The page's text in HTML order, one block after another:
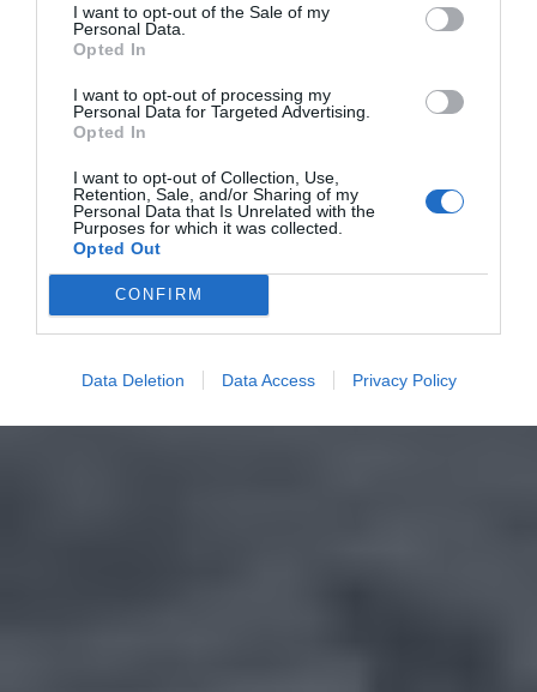
I want to opt-out of the Sale of my
Personal Data.
Opted In
I want to opt-out of processing my
Personal Data for Targeted Advertising.
Opted In
I want to opt-out of Collection, Use,
Retention, Sale, and/or Sharing of my
Personal Data that Is Unrelated with the
Purposes for which it was collected.
Opted Out
CONFIRM
Data Deletion Data Access Privacy Policy